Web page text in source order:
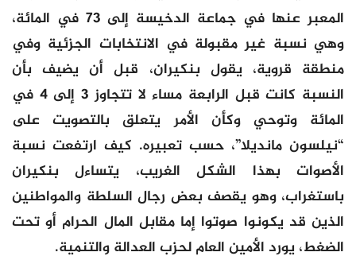
المعبر عنها في جماعة الدخيسة إلى 73 في المائة،
وهي نسبة غير مقبولة في الانتخابات الجزئية وفي
منطقة قروية، يقول بنكيران، قبل أن يضيف بأن
النسبة كانت قبل الرابعة مساء لا تتجاوز 3 إلى 4 في
المائة وتوحي وكأن الأمر يتعلق بالتصويت على
“نيلسون مانديلا”، حسب تعبيره. كيف ارتفعت نسبة
الأصوات بهذا الشكل الغريب، يتساءل بنكيران
باستغراب، وهو يقصف بعض رجال السلطة والمواطنين
الذين قد يكونوا صوتوا إما مقابل المال الحرام أو تحت
الضغط، يورد الأمين العام لحزب العدالة والتنمية.